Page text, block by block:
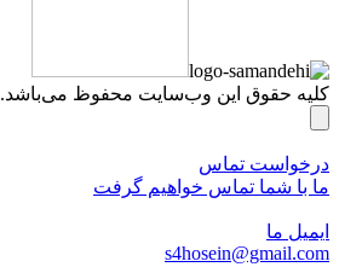
کلیه حقوق این وب‌سایت محفوظ می‌باشد. 2000-2026
درخواست تماس
ما با شما تماس خواهیم گرفت
ایمیل ما
s4hosein@gmail.com